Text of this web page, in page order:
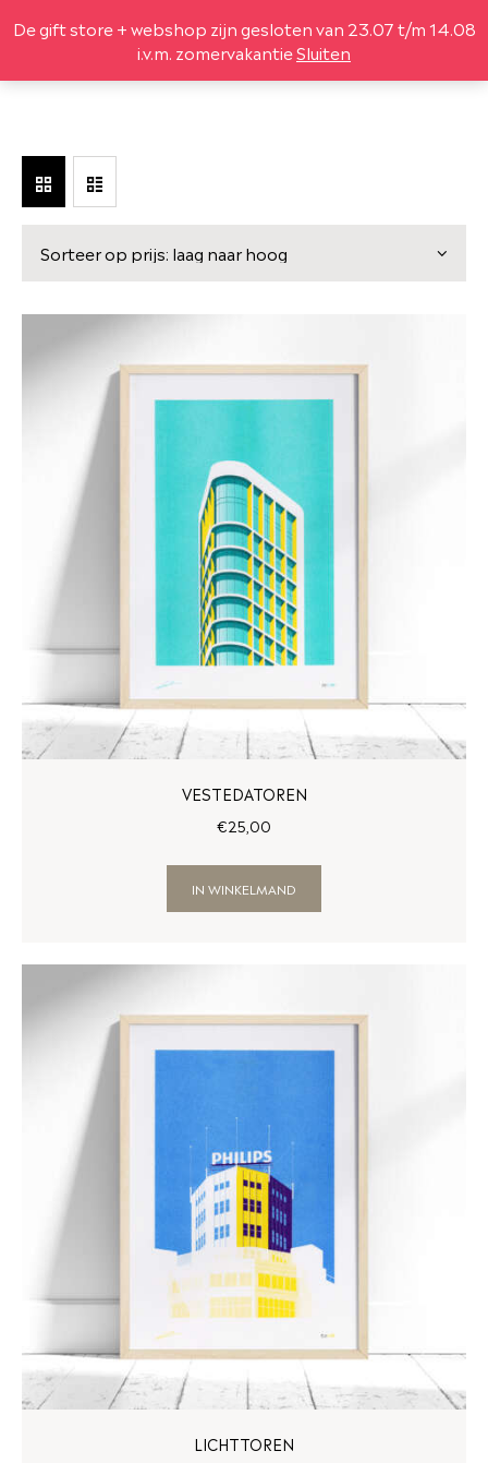
DESIGN
LEGO® SETS
LIFESTYLE
GIFTBOX
OVER
VESTEDATOREN
€25 00
IN WINKELMAND
LICHTTOREN
De gift store + webshop zijn gesloten van 23.07 t/m 14.08
i.v.m. zomervakantieSluiten